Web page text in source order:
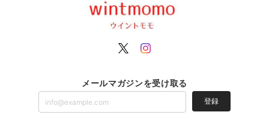
メールマガジンを受け取る
登録